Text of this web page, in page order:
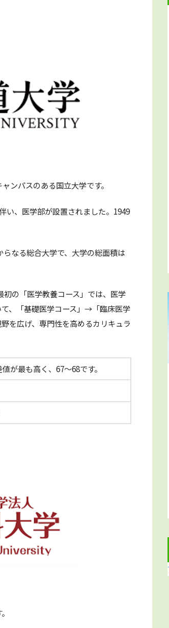
ンパスのある国立大学です。
い、医学部が設置されました。1949
なる総合大学で、大学の総面積は
の「医学教養コース」では、医学
、「基礎医学コース」→「臨床医学
を広げ、専門性を高めるカリキュラ
が最も高く、67～68です。